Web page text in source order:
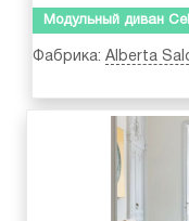
Модульный диван
Фабрика: Alberta